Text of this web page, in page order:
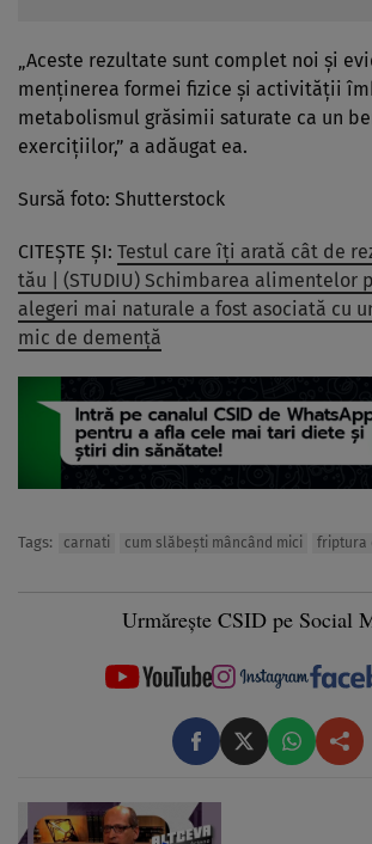
„Aceste rezultate sunt complet noi și
menținerea formei fizice și activității
metabolismul grăsimii saturate ca un
exercițiilor,” a adăugat ea.
Sursă foto: Shutterstock
CITEȘTE ȘI: Testul care îți arată cât de
tău | (STUDIU) Schimbarea alimentelor
alegeri mai naturale a fost asociată cu
mic de demență
Tags: carnati cum slăbești mâncând mici friptura
Urmărește CSID pe Social